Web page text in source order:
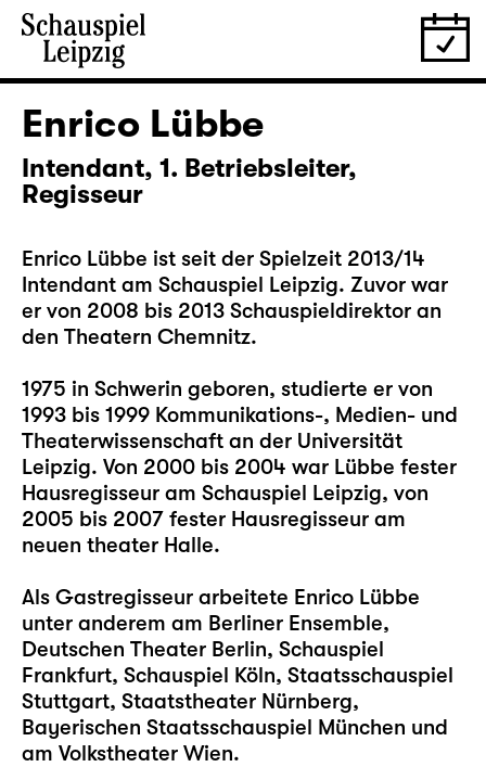
Enrico Lübbe
Intendant, 1. Betriebsleiter,
Regisseur
Enrico Lübbe ist seit der Spielzeit 2013/14
Intendant am Schauspiel Leipzig. Zuvor war
er von 2008 bis 2013 Schauspieldirektor an
den Theatern Chemnitz.
1975 in Schwerin geboren, studierte er von
1993 bis 1999 Kommunikations-, Medien- und
Theaterwissenschaft an der Universität
Leipzig. Von 2000 bis 2004 war Lübbe fester
Hausregisseur am Schauspiel Leipzig, von
2005 bis 2007 fester Hausregisseur am
neuen theater Halle.
Als Gastregisseur arbeitete Enrico Lübbe
unter anderem am Berliner Ensemble,
Deutschen Theater Berlin, Schauspiel
Frankfurt, Schauspiel Köln, Staatsschauspiel
Stuttgart, Staatstheater Nürnberg,
Bayerischen Staatsschauspiel München und
am Volkstheater Wien.